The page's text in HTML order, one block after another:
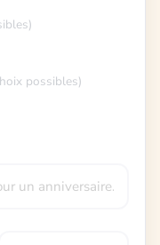
possibles)